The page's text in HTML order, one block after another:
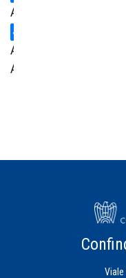
Ambiente
Area
Amministrativa
Credito